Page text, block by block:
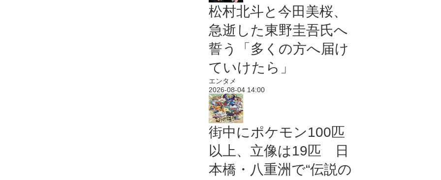
松村北斗と今田美桜、
急逝した東野圭吾氏へ
誓う「多くの方へ届け
ていけたら」
エンタメ
2026-08-04 14:00
街中にポケモン100匹
以上、立像は19匹 日
本橋・八重洲で“伝説の